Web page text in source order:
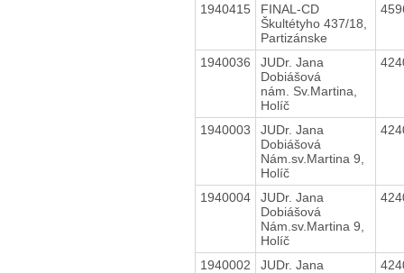
1940415
FINAL-CD
Škultétyho 437/18,
Partizánske
1940036
JUDr. Jana
Dobiášová
nám. Sv.Martina,
Holíč
1940003
JUDr. Jana
Dobiášová
Nám.sv.Martina 9,
Holíč
1940004
JUDr. Jana
Dobiášová
Nám.sv.Martina 9,
Holíč
1940002
JUDr. Jana